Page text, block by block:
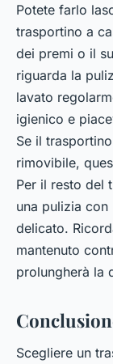
Potete farlo
trasportino a
dei premi o il
riguarda la
lavato
igienico e
Se il
rimovibile,
Per il resto del
una pulizia con
delicato.
mantenuto
prolungherà la
Scegliere un